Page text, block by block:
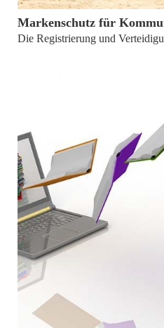
Markenschutz für
Die Registrierung und